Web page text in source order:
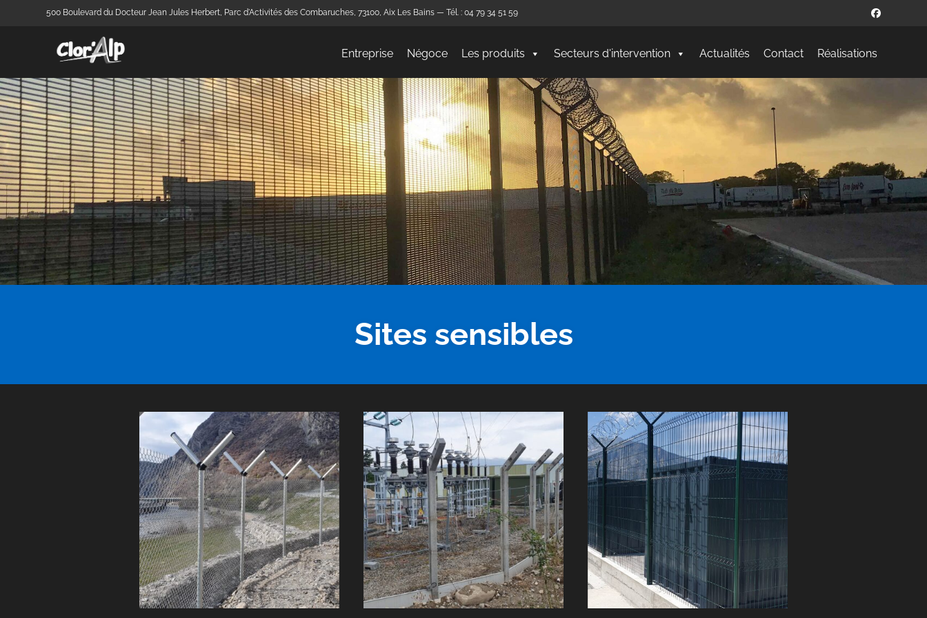
500 Boulevard du Docteur Jean Jules Herbert, Parc d'Activités des Combaruches, 73100, Aix Les Bains — Tél. : 04 79 34 51 59
Entreprise Négoce Les produits Secteurs d'intervention Actualités Contact Réalisations
Sites sensibles